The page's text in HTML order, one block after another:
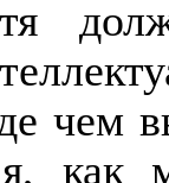
чем
как